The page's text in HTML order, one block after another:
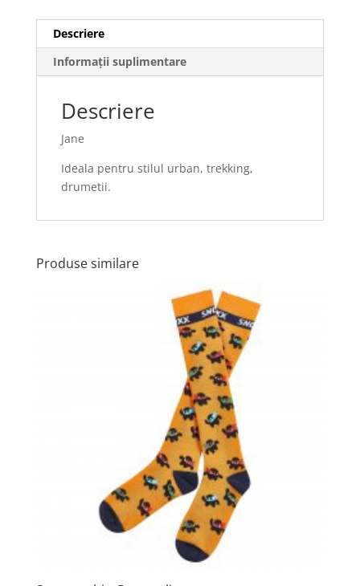
Descriere
Informații suplimentare
Descriere
Jane
Ideala pentru stilul urban, trekking,
drumetii.
Produse similare